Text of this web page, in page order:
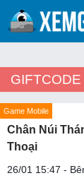
Game Mobile
Chân Núi
Thoại
26/01 15:47 -